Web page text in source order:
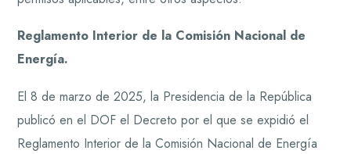
Reglamento Interior de la Comisión Nacional de
Energía.
El 8 de marzo de 2025, la Presidencia de la República
publicó en el DOF el Decreto por el que se expidió el
Reglamento Interior de la Comisión Nacional de Energía